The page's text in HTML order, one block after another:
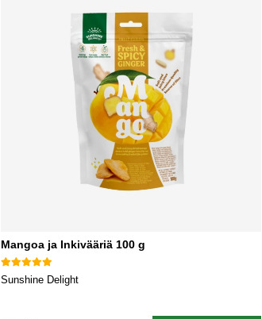
Mangoa ja Inkivääriä 100 g
Sunshine Delight